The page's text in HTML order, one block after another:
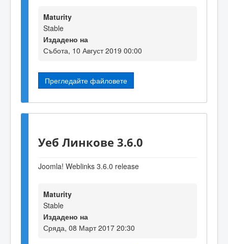
Maturity
Stable
Издадено на
Събота, 10 Август 2019 00:00
Прегледайте файловете
Уеб Линкове 3.6.0
Joomla! Weblinks 3.6.0 release
Maturity
Stable
Издадено на
Сряда, 08 Март 2017 20:30